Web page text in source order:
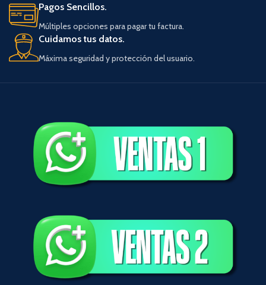
Pagos Sencillos.
Múltiples opciones para pagar tu factura.
Cuidamos tus datos.
Máxima seguridad y protección del usuario.